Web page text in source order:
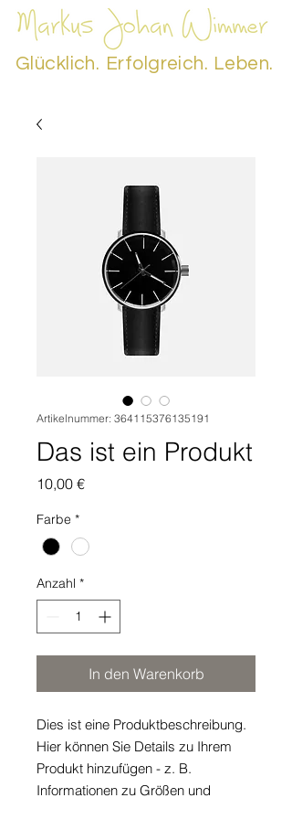
Glücklich. Erfolgreich. Leben.
Artikelnummer: 364115376135191
Das ist ein Produkt
10,00 €Preis
Farbe *
Anzahl *
In den Warenkorb
Dies ist eine Produktbeschreibung.
Hier können Sie Details zu Ihrem
Produkt hinzufügen - z. B.
Informationen zu Größen und